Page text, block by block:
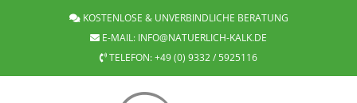
KOSTENLOSE & UNVERBINDLICHE BERATUNG
E-MAIL: INFO@NATUERLICH-KALK.DE
TELEFON:+49 (0) 9332 / 5925116